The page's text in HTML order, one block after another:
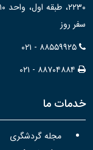
سفر روز
۰۲۱ - ۸۸۵۵۹۹۲۵
۰۲۱ - ۸۸۷۰۴۸۸۴
خدمات ما
مجله گردشگری